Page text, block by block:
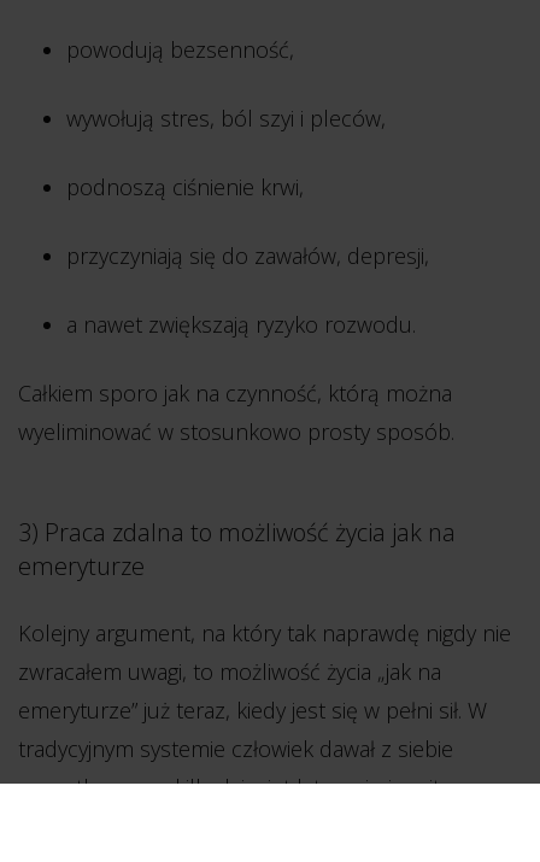
powodują bezsenność,
wywołują stres, ból szyi i pleców,
podnoszą ciśnienie krwi,
przyczyniają się do zawałów, depresji,
a nawet zwiększają ryzyko rozwodu.
Całkiem sporo jak na czynność, którą można
wyeliminować w stosunkowo prosty sposób.
3) Praca zdalna to możliwość życia jak na
emeryturze
Kolejny argument, na który tak naprawdę nigdy nie
zwracałem uwagi, to możliwość życia „jak na
emeryturze” już teraz, kiedy jest się w pełni sił. W
tradycyjnym systemie człowiek dawał z siebie
wszystko przez kilkadziesiąt lat – w imię mitycznego